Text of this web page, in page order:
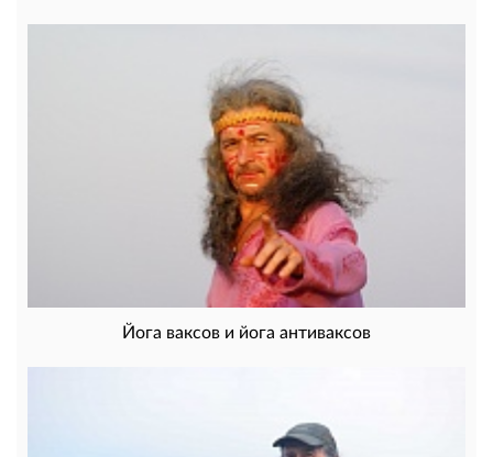
Йога ваксов и йога антиваксов